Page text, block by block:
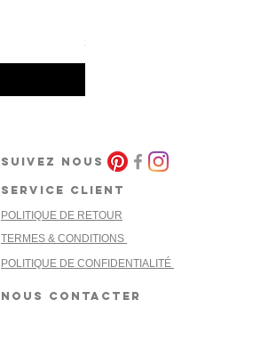
Prix
30,00 €
SUIVEZ NOUS
SERVICE CLIENT
POLITIQUE DE RETOUR
TERMES & CONDITIONS
POLITIQUE DE CONFIDENTIALITÉ
NOUS CONTACTER